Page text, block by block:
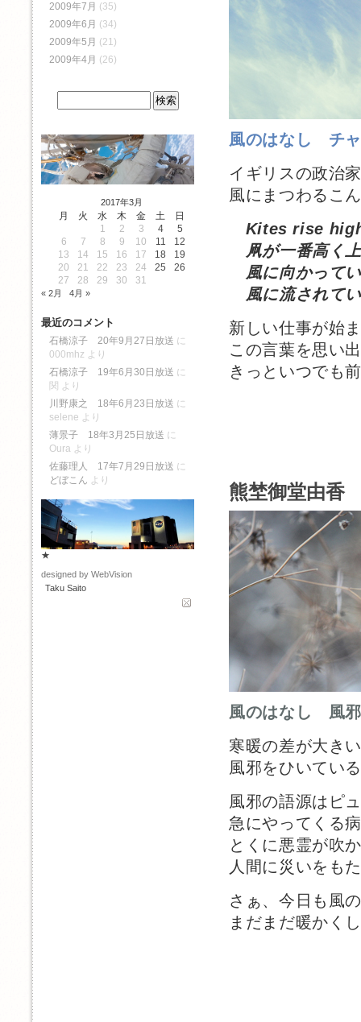
風のはなし チ
イギリスの政治
風にまつわるこ
Kites rise
凧が一番高く
風に向かって
風に流されて
新しい仕事が始
この言葉を思い
きっといつでも
熊埜御堂由香
風のはなし 風
寒暖の差が大き
風邪をひいてい
風邪の語源はピ
急にやってくる
とくに悪霊が吹
人間に災いをも
さぁ、今日も風
まだまだ暖かく
2009年7月 (35)
2009年6月 (34)
2009年5月 (21)
2009年4月 (26)
2017年3月
月 火 水 木 金 土
日
1
2 3 4
5
6
7 8 9 10 11
12
13
14 15 16 17 18
19
20
21 22 23 24 25
26
27
28 29 30 31
« 2月 4月 »
最近のコメント
石橋涼子 20年9月27日放送 に
000mhz より
石橋涼子 19年6月30日放送 に
関 より
川野康之 18年6月23日放送 に
selene より
薄景子 18年3月25日放送 に
Oura より
佐藤理人 17年7月29日放送 に
どぼこん より
★
designed by WebVision
Taku Saito